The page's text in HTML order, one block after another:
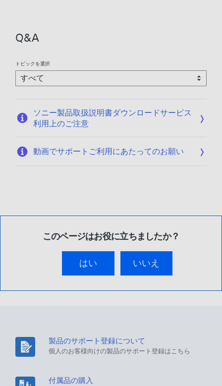
Q&A
トピックを選択
ソニー製品取扱説明書ダウンロードサービス
利用上のご注意
動画でサポートご利用にあたってのお願い
このページはお役に立ちましたか？
はい いいえ
製品のサポート登録について
個人のお客様向けの製品のサポート登録はこちら
付属品の購入